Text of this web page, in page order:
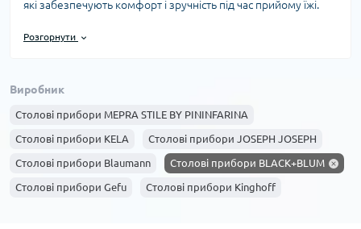
які забезпечують комфорт і зручність під час прийому їжі.
якісних столових приборів, що відповідають різним
зробити прийом їжі приємним і гігієнічним.
Основні типи столових приборів
До базового набору столових приборів входять: - Вилки: від
десертних до основних, різняться кількістю зубців і формою,
що відповідає типу страв. - Ложки: супові, чайні, десертні —
використовуються залежно від виду страв і напоїв. - Ножі:
Розгорнути
Виробник
Столові прибори MEPRA STILE BY PININFARINA
Столові прибори KELA Столові прибори JOSEPH JOSEPH
Столові прибори Blaumann Столові прибори BLACK+BLUM
Столові прибори Gefu Столові прибори Kinghoff